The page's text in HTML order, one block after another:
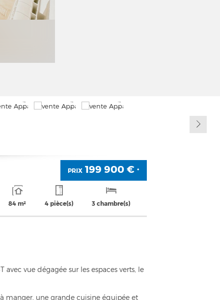
PRIX 199 900 €*
84 m² 4 pièce(s) 3 chambre(s)
vue dégagée sur les espaces verts, le
manger, une grande cuisine équipée et